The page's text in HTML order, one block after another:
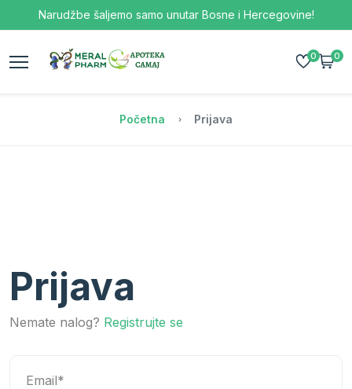
Narudžbe šaljemo samo unutar Bosne i Hercegovine!
0 0
Početna Prijava
Prijava
Nemate nalog? Registrujte se